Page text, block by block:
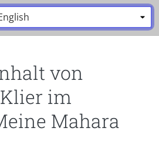
von
im
Mahara